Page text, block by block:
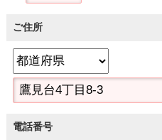
ご住所
電話番号